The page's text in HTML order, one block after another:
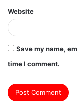
Website
Save my name,
time I comment.